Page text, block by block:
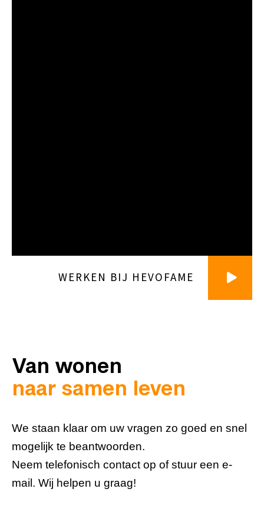
WERKEN BIJ HEVOFAME
Van wonen
naar samen leven
We staan klaar om uw vragen zo goed en snel
mogelijk te beantwoorden.
Neem telefonisch contact op of stuur een e-
mail. Wij helpen u graag!